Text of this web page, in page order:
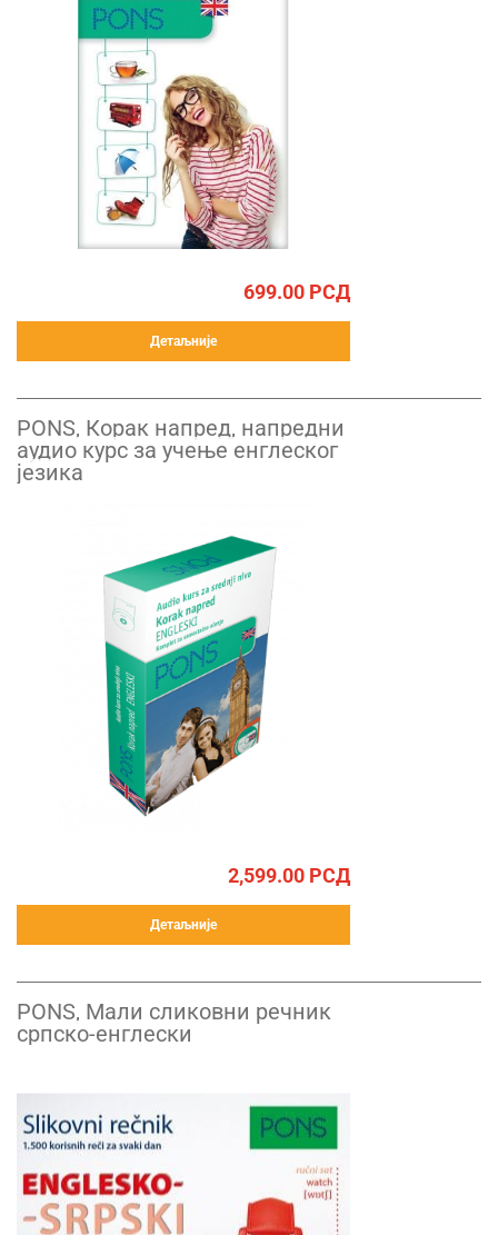
699.00 РСД
Детаљније
PONS, Корак напред, напредни
аудио курс за учење енглеског
језика
2,599.00 РСД
Детаљније
PONS, Мали сликовни речник
српско-енглески